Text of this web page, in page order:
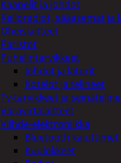
Kaapelit ja johdot
Kelloradiot, sääasemat
Oheislaitteet
Paristot
Puhelintarvikkeet
Johdot ja laturit
Kotelot ja telineet
Tv-tarvikkeet ja
Varavirtalaitteet
Viihde-elektroniikka
Bluetooth kaiuttimet
Kuulokkeet